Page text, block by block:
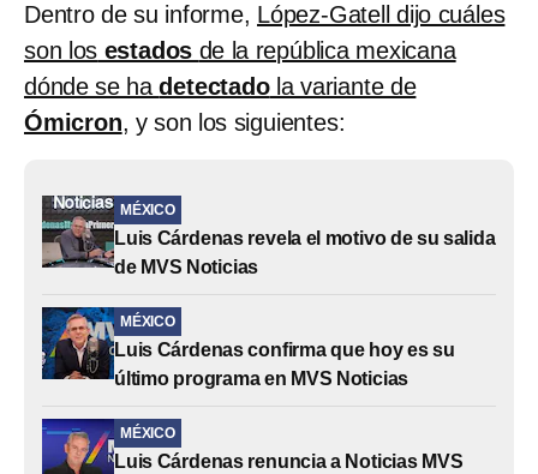
Dentro de su informe, López-Gatell dijo cuáles
son los estados de la república mexicana
dónde se hadetectadola variante de
Ómicron, y son los siguientes:
MÉXICO
Luis Cárdenas revela el motivo de su salida
de MVS Noticias
MÉXICO
Luis Cárdenas confirma que hoy es su
último programa en MVS Noticias
MÉXICO
Luis Cárdenas renuncia a Noticias MVS